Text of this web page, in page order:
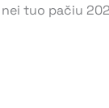
tuo pačiu